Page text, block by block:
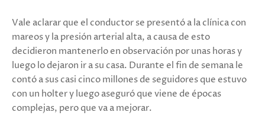
Vale aclarar que el conductor se presentó a la clínica con
mareos y la presión arterial alta, a causa de esto
decidieron mantenerlo en observación por unas horas y
luego lo dejaron ir a su casa. Durante el fin de semana le
contó a sus casi cinco millones de seguidores que estuvo
con un holter y luego aseguró que viene de épocas
complejas, pero que va a mejorar.